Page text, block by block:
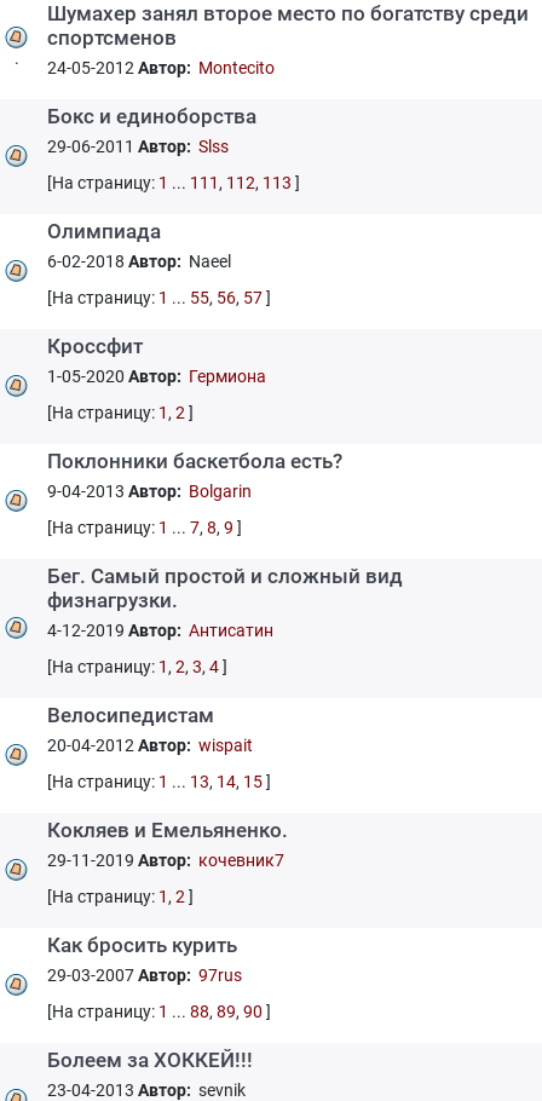
.
Шумахер занял второе место по богатству среди
спортсменов
24-05-2012 Автор: Montecito
Бокс и единоборства
29-06-2011 Автор: Slss
[На страницу: 1 ... 111 , 112, 113 ]
Олимпиада
6-02-2018 Автор: Naeel
[На страницу: 1 ... 55, 56, 57]
Кроссфит
1-05-2020 Автор: Гермиона
[На страницу: 1 , 2 ]
Поклонники баскетбола есть?
9-04-2013 Автор: Bolgarin
[На страницу: 1 ... 7, 8, 9 ]
Бег. Самый простой и сложный вид
физнагрузки.
4-12-2019 Автор: Антисатин
[На страницу: 1 , 2, 3, 4]
Велосипедистам
20-04-2012 Автор: wispait
[На страницу: 1 ... 13, 14, 15]
Кокляев и Емельяненко.
29-11-2019 Автор: кочeвник7
[На страницу: 1 , 2 ]
Как бросить курить
29-03-2007Автор: 97rus
[На страницу: 1 ... 88, 89, 90 ]
Болеем за ХОККЕЙ!!!
23-04-2013 Автор: sevnik